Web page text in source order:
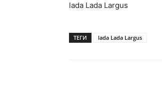
lada Lada Largus
ТЕГИ lada Lada Largus